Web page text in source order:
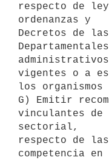
respecto de
ordenanzas y
Decretos de
administrativos
vigentes o a
los organismos
G) Emitir
vinculantes de
sectorial,
respecto de
competencia en